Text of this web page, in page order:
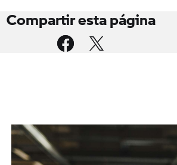
Compartir esta página